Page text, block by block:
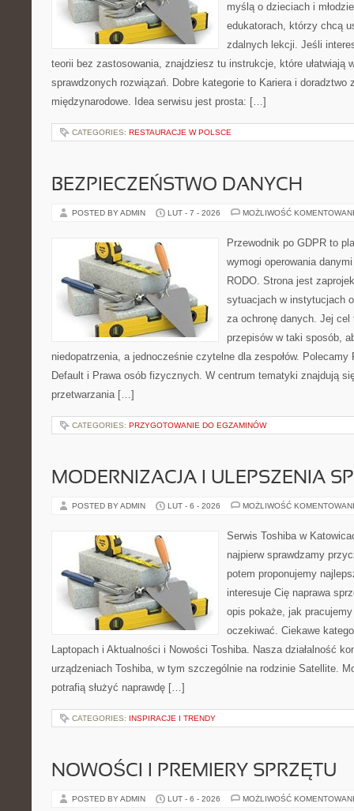
myślą o dzieciach i
edukatorach, którzy chcą
zdalnych lekcji. Jeśli
teorii bez zastosowania, znajdziesz tu instrukcje, które ułatwiają
sprawdzonych rozwiązań. Dobre kategorie to Kariera i doradztwo
międzynarodowe. Idea serwisu jest prosta: […]
CATEGORIES: RESTAURACJE W POLSCE
BEZPIECZEŃSTWO DANYCH
POSTED BY ADMIN LUT - 7 - 2026 MOŻLIWOŚĆ
Przewodnik po GDPR to
wymogi operowania
RODO. Strona jest
sytuacjach w instytucjach
za ochronę danych. Jej cel
przepisów w taki sposób,
niedopatrzenia, a jednocześnie czytelne dla zespołów.
Default i Prawa osób fizycznych. W centrum tematyki znajdują
przetwarzania […]
CATEGORIES: PRZYGOTOWANIE DO EGZAMINÓW
MODERNIZACJA I ULEPSZENIA
POSTED BY ADMIN LUT - 6 - 2026 MOŻLIWOŚĆ
Serwis Toshiba w
najpierw sprawdzamy
potem proponujemy
interesuje Cię naprawa
opis pokaże, jak
oczekiwać. Ciekawe
Laptopach i Aktualności i Nowości Toshiba. Nasza działalność
urządzeniach Toshiba, w tym szczególnie na rodzinie Satellite.
potrafią służyć naprawdę […]
CATEGORIES: INSPIRACJE I TRENDY
NOWOŚCI I PREMIERY SPRZĘTU
POSTED BY ADMIN LUT - 6 - 2026 MOŻLIWOŚĆ